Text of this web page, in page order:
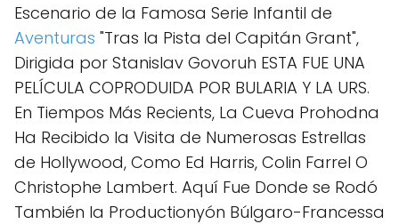
Escenario de la Famosa Serie Infantil de
Aventuras "Tras la Pista del Capitán Grant",
Dirigida por Stanislav Govoruh ESTA FUE UNA
PELÍCULA COPRODUIDA POR BULARIA Y LA URS.
En Tiempos Más Recients, La Cueva Prohodna
Ha Recibido la Visita de Numerosas Estrellas
de Hollywood, Como Ed Harris, Colin Farrel O
Christophe Lambert. Aquí Fue Donde se Rodó
También la Productionyón Búlgaro-Francessa